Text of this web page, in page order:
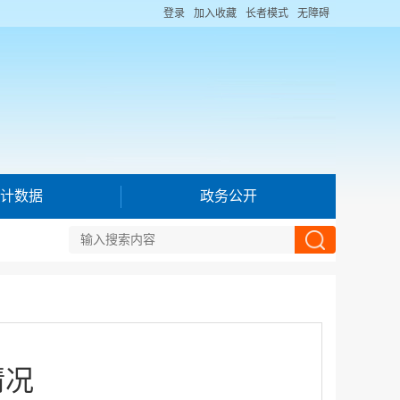
登录 加入收藏 长者模式 无障碍
数据 政务公开